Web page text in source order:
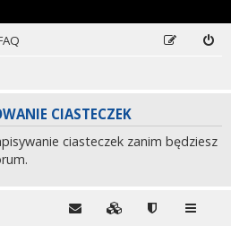
CIASTECZEK
ciasteczek zanim będziesz